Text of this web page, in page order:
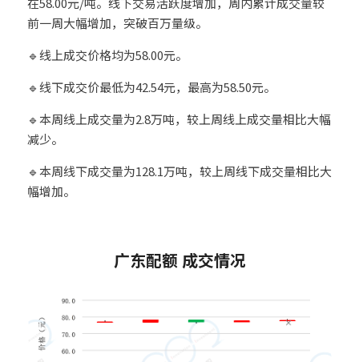
前一周大幅增加，突破百万量级。
🔹线上成交价格均为58.00元。
🔹线下成交价最低为42.54元，最高为58.50元。
🔹本周线上成交量为2.8万吨，较上周线上成交量相比大幅
减少。
🔹本周线下成交量为128.1万吨，较上周线下成交量相比大
幅增加。
广东配额 成交情况